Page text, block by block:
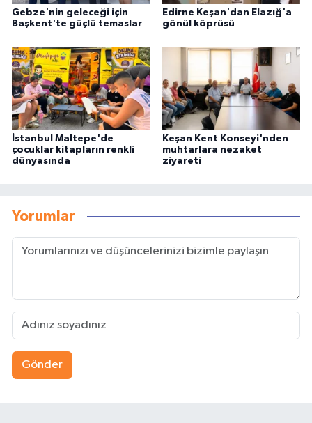
Gebze'nin geleceği için
Başkent'te güçlü temaslar
Edirne Keşan'dan Elazığ'a
gönül köprüsü
İstanbul Maltepe'de
çocuklar kitapların renkli
dünyasında
Keşan Kent Konseyi'nden
muhtarlara nezaket
ziyareti
Yorumlar
Gönder